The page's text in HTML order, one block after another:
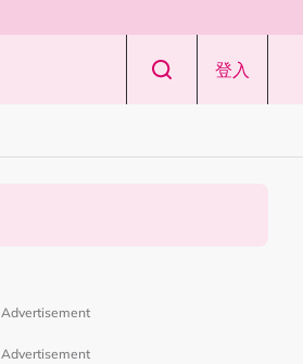
登入
Advertisement
Advertisement